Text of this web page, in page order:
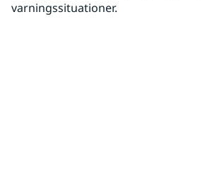
varningssituationer.